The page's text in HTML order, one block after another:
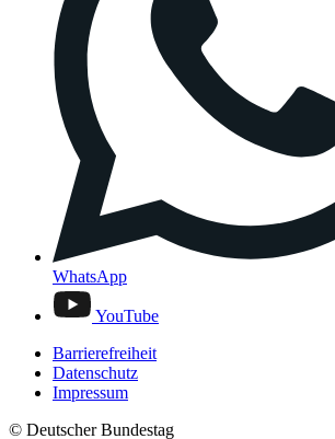
WhatsApp
YouTube
Barrierefreiheit
Datenschutz
Impressum
© Deutscher Bundestag